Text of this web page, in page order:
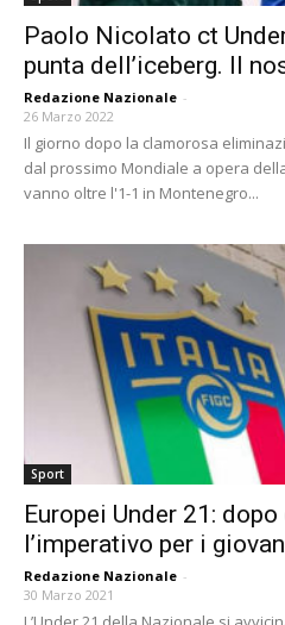
Paolo Nicolato ct
punta dell’iceberg. Il
Redazione Nazionale -
26 Marzo 2022
Il giorno dopo la clamorosa
dal prossimo Mondiale a opera
vanno oltre l'1-1 in Montenegro...
Sport
Europei Under 21: dopo
l’imperativo per i
Redazione Nazionale -
30 Marzo 2021